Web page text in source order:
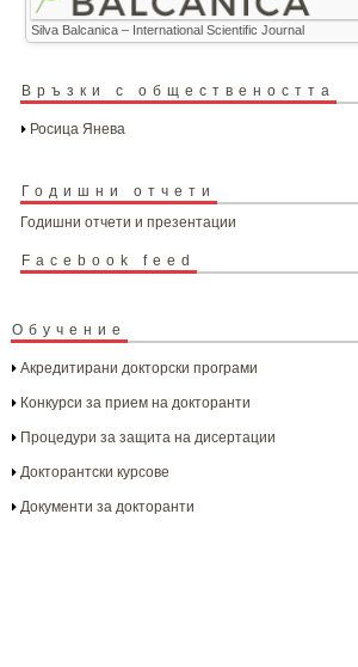
Silva Balcanica – International Scientific Journal
Връзки с обществеността
Росица Янева
Годишни отчети
Годишни отчети и презентации
Facebook feed
Обучение
Акредитирани докторски програми
Конкурси за прием на докторанти
Процедури за защита на дисертации
Докторантски курсове
Документи за докторанти